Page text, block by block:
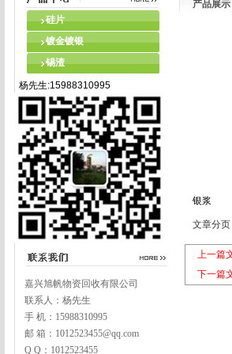
硅片
镀金镀银
锡渣
杨先生:15988310995
嘉兴旭帆物资回收有限公司
联系人：杨先生
手 机：15988310995
邮 箱：1012523455@qq.com
Q Q：1012523455
产品展示
银浆
文章分
上一篇
下一篇